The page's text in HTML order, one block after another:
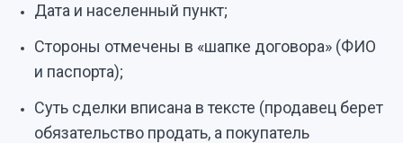
Дата и населенный пункт;
Стороны отмечены в «шапке договора» (ФИО
и паспорта);
Суть сделки вписана в тексте (продавец берет
обязательство продать, а покупатель